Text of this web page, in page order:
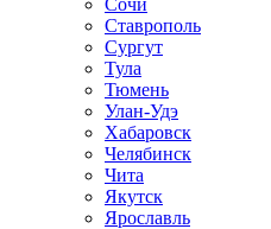
Сочи
Ставрополь
Сургут
Тула
Тюмень
Улан-Удэ
Хабаровск
Челябинск
Чита
Якутск
Ярославль